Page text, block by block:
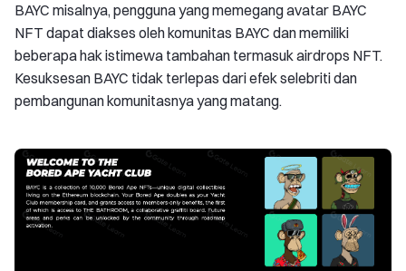
BAYC misalnya, pengguna yang memegang avatar BAYC
NFT dapat diakses oleh komunitas BAYC dan memiliki
beberapa hak istimewa tambahan termasuk airdrops NFT.
Kesuksesan BAYC tidak terlepas dari efek selebriti dan
pembangunan komunitasnya yang matang.